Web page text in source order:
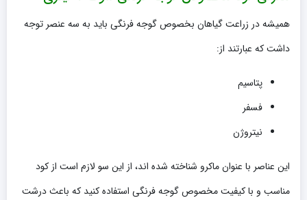
همیشه در زراعت گیاهان بخصوص گوجه فرنگی باید به سه عنصر توجه
داشت که عبارتند از:
پتاسیم
فسفر
نیتروژن
این عناصر با عنوان ماکرو شناخته شده اند، از این سو لازم است از کود
مناسب و با کیفیت مخصوص گوجه فرنگی استفاده کنید که باعث درشت